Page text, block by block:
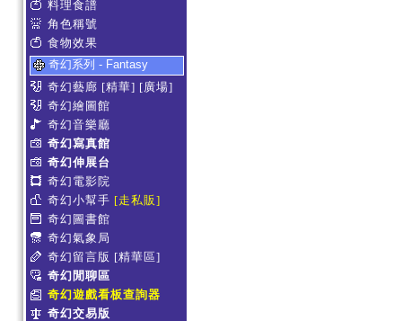
料理食譜
角色稱號
食物效果
奇幻系列 - Fantasy
奇幻藝廊 [精華] [廣場]
奇幻繪圖館
奇幻音樂廳
奇幻寫真館
奇幻伸展台
奇幻電影院
奇幻小幫手 [走私販]
奇幻圖書館
奇幻氣象局
奇幻留言版 [精華區]
奇幻閒聊區
奇幻遊戲看板查詢器
奇幻交易版